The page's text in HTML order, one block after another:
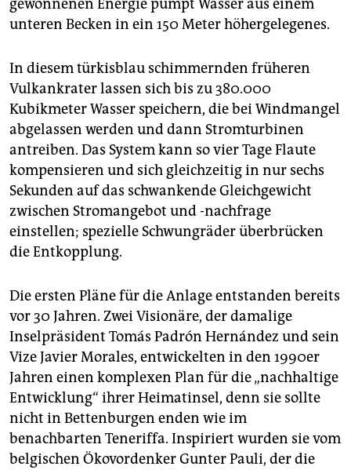
gewonnenen Energie pumpt Wasser aus einem
unteren Becken in ein 150 Meter höhergelegenes.
In diesem türkisblau schimmernden früheren
Vulkankrater lassen sich bis zu 380.000
Kubikmeter Wasser speichern, die bei Windmangel
abgelassen werden und dann Stromturbinen
antreiben. Das System kann so vier Tage Flaute
kompensieren und sich gleichzeitig in nur sechs
Sekunden auf das schwankende Gleichgewicht
zwischen Stromangebot und -nachfrage
einstellen; spezielle Schwungräder überbrücken
die Entkopplung.
Die ersten Pläne für die Anlage entstanden bereits
vor 30 Jahren. Zwei Visionäre, der damalige
Inselpräsident Tomás Padrón Hernández und sein
Vize Javier Morales, entwickelten in den 1990er
Jahren einen komplexen Plan für die „nachhaltige
Entwicklung“ ihrer Heimatinsel, denn sie sollte
nicht in Bettenburgen enden wie im
benachbarten Teneriffa. Inspiriert wurden sie vom
belgischen Ökovordenker Gunter Pauli, der die